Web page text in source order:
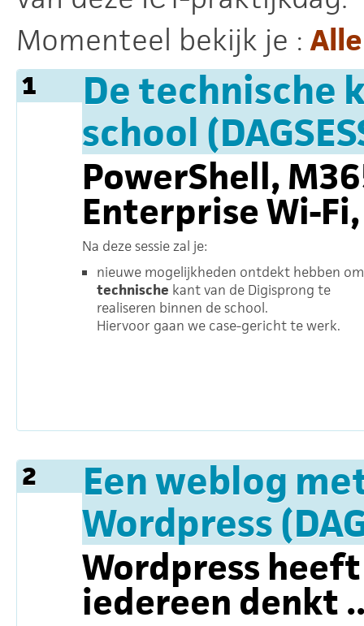
Momenteel bekijk je :
1
De technische
school
PowerShell,
Enterprise Wi-
Na deze sessie zal je:
nieuwe mogelijkheden ontdekt hebben
technische kant van de Digisprong te
realiseren binnen de school.
Hiervoor gaan we case-gericht te werk.
2
Een weblog
Wordpress
Wordpress
iedereen denkt